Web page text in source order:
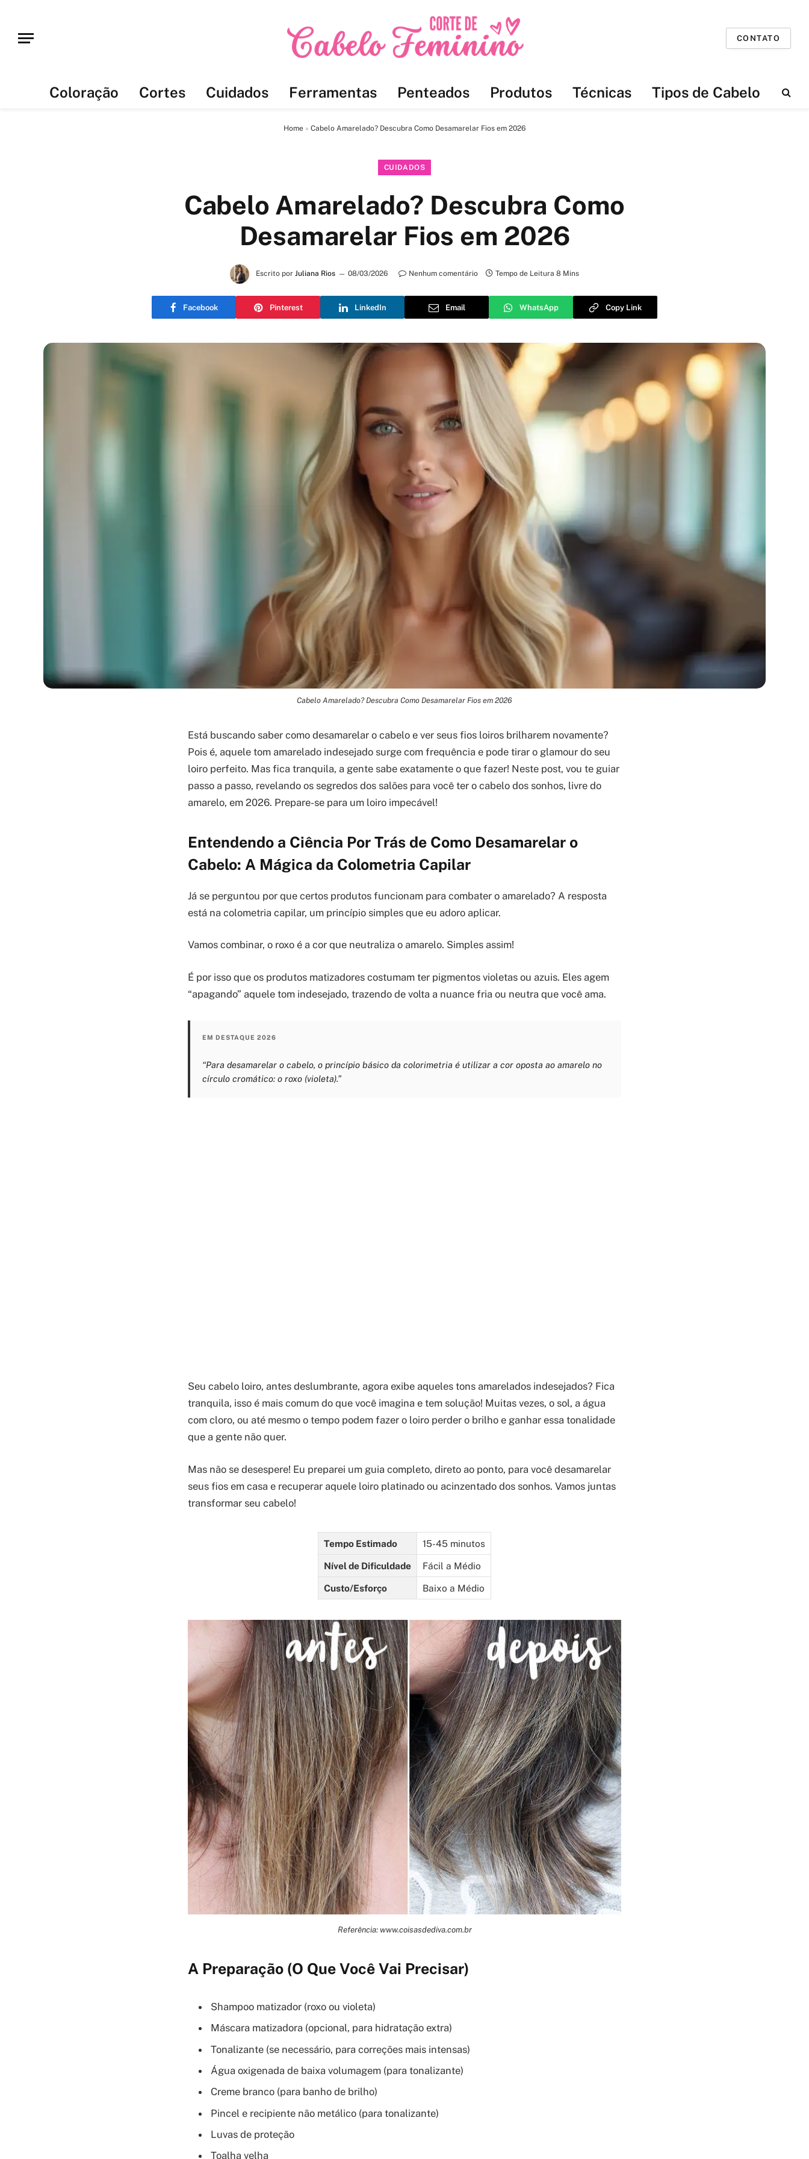
CONTATO
Coloração Cortes Cuidados Ferramentas Penteados Produtos Técnicas Tipos de Cabelo
Home » Cabelo Amarelado? Descubra Como Desamarelar Fios em 2026
CUIDADOS
Cabelo Amarelado? Descubra Como
Desamarelar Fios em 2026
Escrito por Juliana Rios 08/03/2026 Nenhum comentário Tempo de Leitura 8 Mins
Facebook Pinterest LinkedIn Email WhatsApp Copy Link
Cabelo Amarelado? Descubra Como Desamarelar Fios em 2026
Está buscando saber como desamarelar o cabelo e ver seus fios loiros brilharem novamente?
Pois é, aquele tom amarelado indesejado surge com frequência e pode tirar o glamour do seu
loiro perfeito. Mas fica tranquila, a gente sabe exatamente o que fazer! Neste post, vou te guiar
passo a passo, revelando os segredos dos salões para você ter o cabelo dos sonhos, livre do
amarelo, em 2026. Prepare-se para um loiro impecável!
Entendendo a Ciência Por Trás de Como Desamarelar o
Cabelo: A Mágica da Colometria Capilar
Já se perguntou por que certos produtos funcionam para combater o amarelado? A resposta
está na colometria capilar, um princípio simples que eu adoro aplicar.
Vamos combinar, o roxo é a cor que neutraliza o amarelo. Simples assim!
É por isso que os produtos matizadores costumam ter pigmentos violetas ou azuis. Eles agem
“apagando” aquele tom indesejado, trazendo de volta a nuance fria ou neutra que você ama.
EM DESTAQUE 2026
“Para desamarelar o cabelo, o princípio básico da colorimetria é utilizar a cor oposta ao amarelo no
círculo cromático: o roxo (violeta).”
Seu cabelo loiro, antes deslumbrante, agora exibe aqueles tons amarelados indesejados? Fica
tranquila, isso é mais comum do que você imagina e tem solução! Muitas vezes, o sol, a água
com cloro, ou até mesmo o tempo podem fazer o loiro perder o brilho e ganhar essa tonalidade
que a gente não quer.
Mas não se desespere! Eu preparei um guia completo, direto ao ponto, para você desamarelar
seus fios em casa e recuperar aquele loiro platinado ou acinzentado dos sonhos. Vamos juntas
transformar seu cabelo!
Tempo Estimado 15-45 minutos
Nível de Dificuldade Fácil a Médio
Custo/Esforço Baixo a Médio
Referência: www.coisasdediva.com.br
A Preparação (O Que Você Vai Precisar)
Shampoo matizador (roxo ou violeta)
Máscara matizadora (opcional, para hidratação extra)
Tonalizante (se necessário, para correções mais intensas)
Água oxigenada de baixa volumagem (para tonalizante)
Creme branco (para banho de brilho)
Pincel e recipiente não metálico (para tonalizante)
Luvas de proteção
Toalha velha